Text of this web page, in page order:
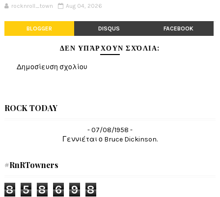
rocknroll_town Aug 04, 2026
BLOGGER DISQUS FACEBOOK
ΔΕΝ ΥΠΆΡΧΟΥΝ ΣΧΌΛΙΑ:
Δημοσίευση σχολίου
ROCK TODAY
- 07/08/1958 -
Γεννιέται ο Bruce Dickinson.
#RnRTowners
8 5 8 6 9 8